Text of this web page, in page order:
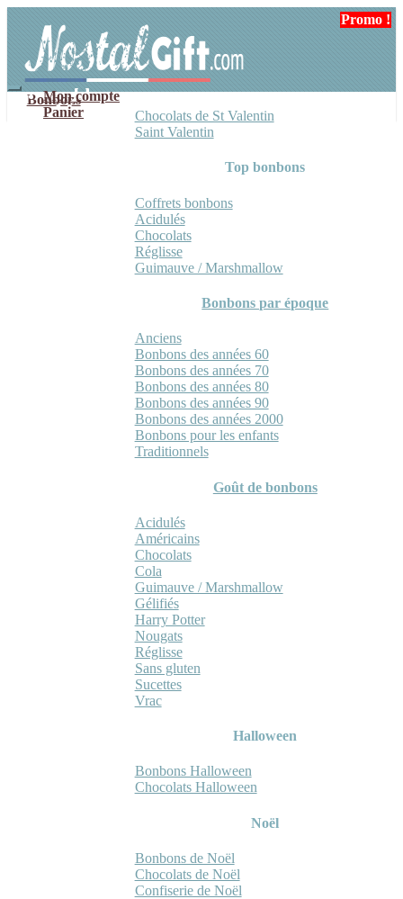
navigation
contenu
Mon compte
Panier
Bonbons
Chocolats de St Valentin
Saint Valentin
Top bonbons
Coffrets bonbons
Acidulés
Chocolats
Réglisse
Guimauve / Marshmallow
Bonbons par époque
Anciens
Bonbons des années 60
Bonbons des années 70
Bonbons des années 80
Bonbons des années 90
Bonbons des années 2000
Bonbons pour les enfants
Traditionnels
Goût de bonbons
Acidulés
Américains
Chocolats
Cola
Guimauve / Marshmallow
Gélifiés
Harry Potter
Nougats
Réglisse
Sans gluten
Sucettes
Vrac
Halloween
Bonbons Halloween
Chocolats Halloween
Noël
Bonbons de Noël
Chocolats de Noël
Confiserie de Noël
Promo !